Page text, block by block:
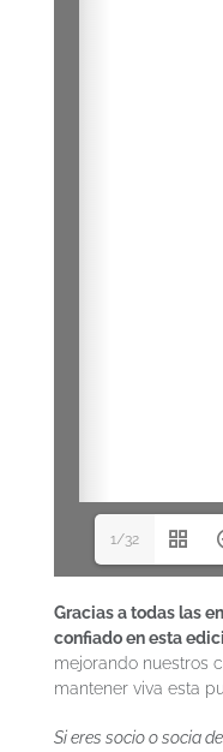
1/32
Gracias a todas las
confiado en esta
mejorando nuestros
mantener viva esta
Si eres socio o socia